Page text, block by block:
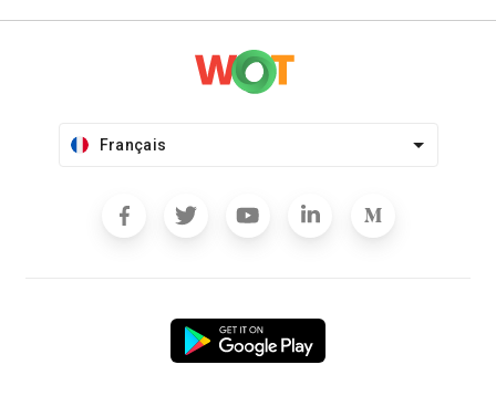
Français